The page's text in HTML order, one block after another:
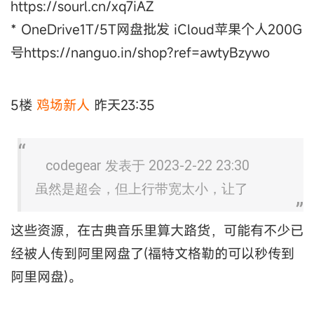
https://sourl.cn/xq7iAZ
* OneDrive1T/5T网盘批发 iCloud苹果个人200G
号https://nanguo.in/shop?ref=awtyBzywo
5楼 鸡场新人 昨天23:35
codegear 发表于 2023-2-22 23:30
虽然是超会，但上行带宽太小，让了
这些资源，在古典音乐里算大路货，可能有不少已
经被人传到阿里网盘了(福特文格勒的可以秒传到
阿里网盘)。